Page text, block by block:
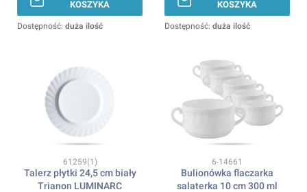
KOSZYKA
Dostępność: duża ilość
KOSZYKA
Dostępność: duża ilość
Kod produktu
61259(1)
Talerz płytki 24,5 cm biały
Trianon LUMINARC
Kod produktu
6-14661
Bulionówka flaczarka
salaterka 10 cm 300 ml